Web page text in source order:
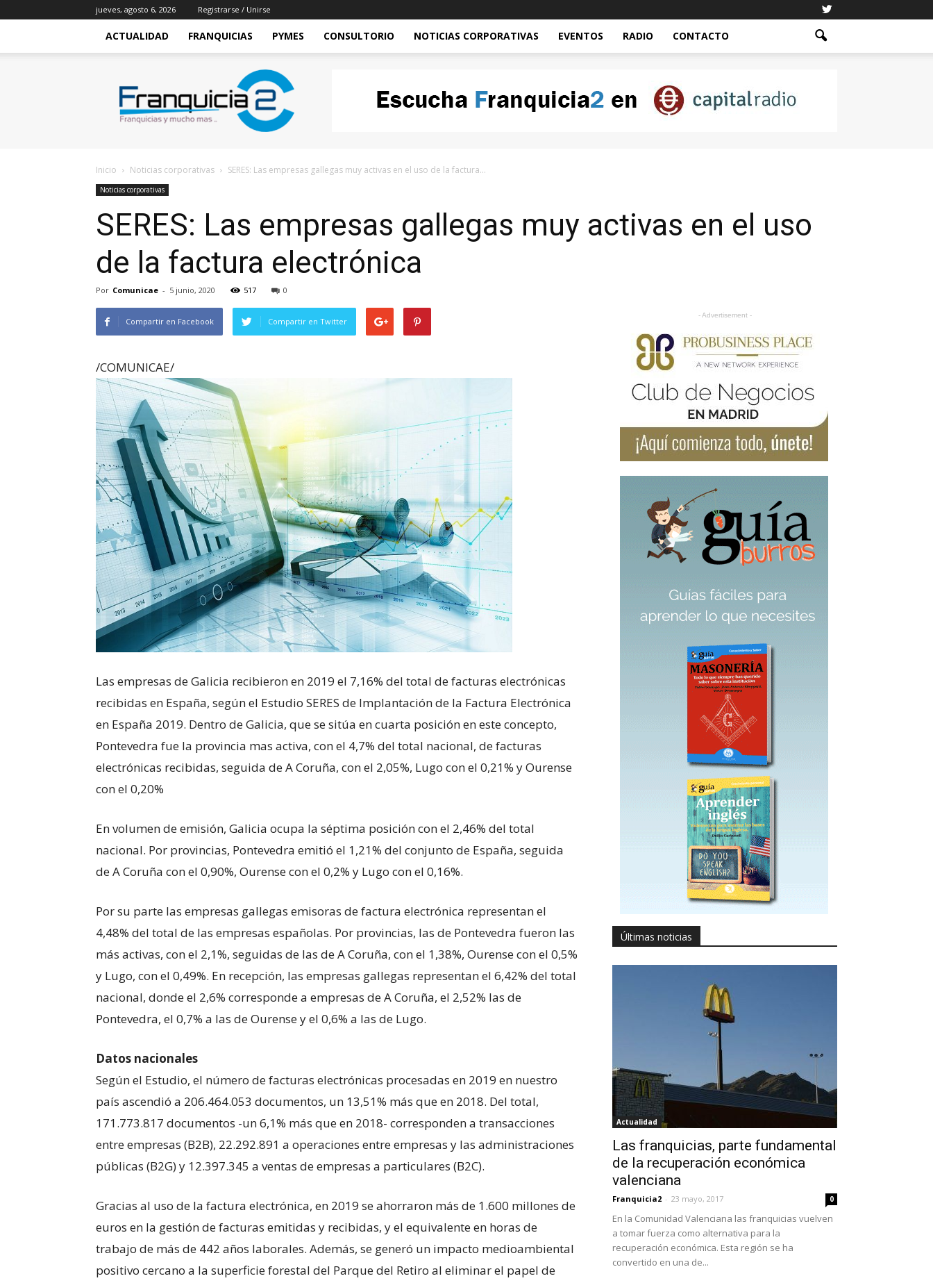
jueves, agosto 6, 2026 Registrarse / Unirse
ACTUALIDAD FRANQUICIAS PYMES CONSULTORIO NOTICIAS CORPORATIVAS EVENTOS RADIO CONTACTO
Inicio Noticias corporativas SERES: Las empresas gallegas muy activas en el uso de la factura...
Noticias corporativas
SERES: Las empresas gallegas muy activas en el uso
de la factura electrónica
Por Comunicae - 5 junio, 2020 517 0
Compartir en Facebook Compartir en Twitter
/COMUNICAE/
Las empresas de Galicia recibieron en 2019 el 7,16% del total de facturas electrónicas
recibidas en España, según el Estudio SERES de Implantación de la Factura Electrónica
en España 2019. Dentro de Galicia, que se sitúa en cuarta posición en este concepto,
Pontevedra fue la provincia mas activa, con el 4,7% del total nacional, de facturas
electrónicas recibidas, seguida de A Coruña, con el 2,05%, Lugo con el 0,21% y Ourense
con el 0,20%
En volumen de emisión, Galicia ocupa la séptima posición con el 2,46% del total
nacional. Por provincias, Pontevedra emitió el 1,21% del conjunto de España, seguida
de A Coruña con el 0,90%, Ourense con el 0,2% y Lugo con el 0,16%.
Por su parte las empresas gallegas emisoras de factura electrónica representan el
4,48% del total de las empresas españolas. Por provincias, las de Pontevedra fueron las
más activas, con el 2,1%, seguidas de las de A Coruña, con el 1,38%, Ourense con el 0,5%
y Lugo, con el 0,49%. En recepción, las empresas gallegas representan el 6,42% del total
nacional, donde el 2,6% corresponde a empresas de A Coruña, el 2,52% las de
Pontevedra, el 0,7% a las de Ourense y el 0,6% a las de Lugo.
Datos nacionales
Según el Estudio, el número de facturas electrónicas procesadas en 2019 en nuestro
país ascendió a 206.464.053 documentos, un 13,51% más que en 2018. Del total,
171.773.817 documentos -un 6,1% más que en 2018- corresponden a transacciones
entre empresas (B2B), 22.292.891 a operaciones entre empresas y las administraciones
públicas (B2G) y 12.397.345 a ventas de empresas a particulares (B2C).
Gracias al uso de la factura electrónica, en 2019 se ahorraron más de 1.600 millones de
euros en la gestión de facturas emitidas y recibidas, y el equivalente en horas de
trabajo de más de 442 años laborales. Además, se generó un impacto medioambiental
positivo cercano a la superficie forestal del Parque del Retiro al eliminar el papel de
- Advertisement -
Últimas noticias
Actualidad
Las franquicias, parte fundamental
de la recuperación económica
valenciana
Franquicia2 - 23 mayo, 2017 0
En la Comunidad Valenciana las franquicias vuelven
a tomar fuerza como alternativa para la
recuperación económica. Esta región se ha
convertido en una de...